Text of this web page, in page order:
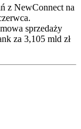
z NewConnect na
sprzedaży
za 3,105 mld zł